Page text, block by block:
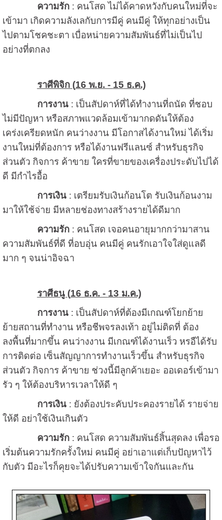
ความรัก: คนโสด ไม่ได้คาดหวังกับคนใหม่ที่จะ
เข้ามา เกิดความลังเลกับการมีคู่ คนมีคู่ ให้ทุกอย่างเป็น
ไปตามโชคชะตา เบื่อหน่ายความสัมพันธ์ที่ไม่เป็นไป
อย่างที่ตกลง
ราศีพิจิก (16 พ.ย. - 15 ธ.ค.)
การงาน: เป็นสัปดาห์ที่ได้ทำงานที่ถนัด ที่ชอบ
ไม่มีปัญหา หรือสภาพแวดล้อมเข้ามากดดันให้ต้อง
เคร่งเครียดหนัก คนว่างงาน มีโอกาสได้งานใหม่ ได้เริ่ม
งานใหม่ที่ต้องการ หรือได้งานฟรีแลนซ์ สำหรับธุรกิจ
ส่วนตัว กิจการ ค้าขาย ใครที่ขายของเครื่องประดับไปได้
ดี มีกำไรอื้อ
การเงิน: เตรียมรับเงินก้อนโต รับเงินก้อนงาม
มาให้ใช้จ่าย มีหลายช่องทางสร้างรายได้ดีมาก
ความรัก: คนโสด เจอคนอายุมากกว่ามาสาน
ความสัมพันธ์ที่ดี ที่อบอุ่น คนมีคู่ คนรักเอาใจใส่ดูแลดี
มาก ๆ จนน่าอิจฉา
ราศีธนู (16 ธ.ค. - 13 ม.ค.)
การงาน: เป็นสัปดาห์ที่ต้องมีเกณฑ์โยกย้าย
ย้ายสถานที่ทำงาน หรือชีพจรลงเท้า อยู่ไม่ติดที่ ต้อง
ลงพื้นที่มากขึ้น คนว่างงาน มีเกณฑ์ได้งานเร็ว หรอืได้รับ
การติดต่อ เซ็นสัญญาการทำงานเร็วขึ้น สำหรับธุรกิจ
ส่วนตัว กิจการ ค้าขาย ช่วงนี้มีลูกค้าเยอะ ออเดอร์เข้ามา
รัว ๆ ให้ต้องบริหารเวลาให้ดี ๆ
การเงิน: ยังต้องประคับประคองรายได้ รายจ่าย
ให้ดี อย่าใช้เงินเกินตัว
ความรัก: คนโสด ความสัมพันธ์สิ้นสุดลง เพื่อรอ
เริ่มต้นความรักครั้งใหม่ คนมีคู่ อย่าเอาแต่เก็บปัญหาไว้
กับตัว มีอะไรก็คุยจะได้ปรับความเข้าใจกันและกัน